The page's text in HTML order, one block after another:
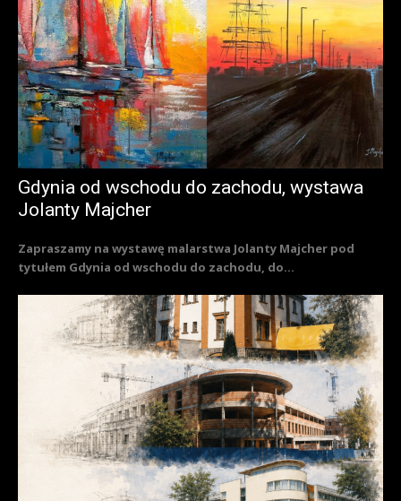
Gdynia od wschodu do zachodu, wystawa
Jolanty Majcher
Zapraszamy na wystawę malarstwa Jolanty Majcher pod
tytułem Gdynia od wschodu do zachodu, do...